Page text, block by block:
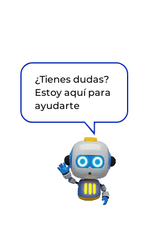
¿Tienes dudas?
Estoy aquí para
ayudarte